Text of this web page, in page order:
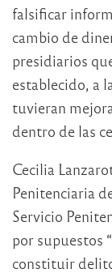
falsificar
cambio de
presidiarios
establecido, a
tuvieran
dentro de las
Cecilia
Penitenciaria
Servicio
por supuestos
constituir